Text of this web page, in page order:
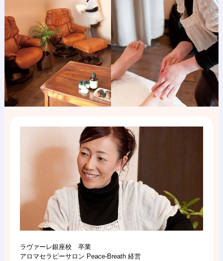
ラヴァーレ銀座校 卒業
アロマセラピーサロン Peace-Breath 経営